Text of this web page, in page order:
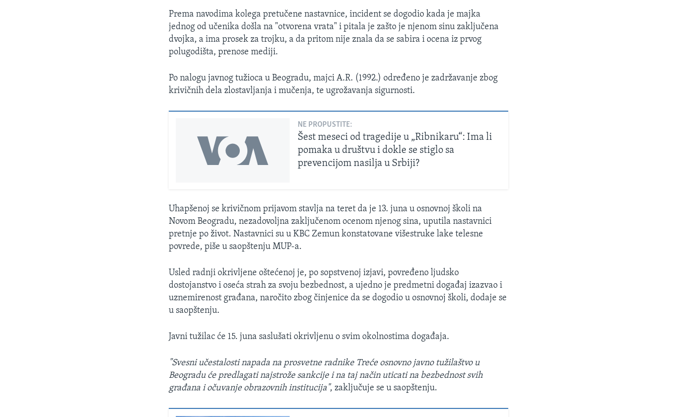
Prema navodima kolega pretučene nastavnice, incident se dogodio kada je majka
jednog od učenika došla na "otvorena vrata" i pitala je zašto je njenom sinu zaključena
dvojka, a ima prosek za trojku, a da pritom nije znala da se sabira i ocena iz prvog
polugodišta, prenose mediji.
Po nalogu javnog tužioca u Beogradu, majci A.R. (1992.) određeno je zadržavanje zbog
krivičnih dela zlostavljanja i mučenja, te ugrožavanja sigurnosti.
NE PROPUSTITE:
Šest meseci od tragedije u „Ribnikaru“: Ima li
pomaka u društvu i dokle se stiglo sa
prevencijom nasilja u Srbiji?
Uhapšenoj se krivičnom prijavom stavlja na teret da je 13. juna u osnovnoj školi na
Novom Beogradu, nezadovoljna zaključenom ocenom njenog sina, uputila nastavnici
pretnje po život. Nastavnici su u KBC Zemun konstatovane višestruke lake telesne
povrede, piše u saopštenju MUP-a.
Usled radnji okrivljene oštećenoj je, po sopstvenoj izjavi, povređeno ljudsko
dostojanstvo i oseća strah za svoju bezbednost, a ujedno je predmetni događaj izazvao i
uznemirenost građana, naročito zbog činjenice da se dogodio u osnovnoj školi, dodaje se
u saopštenju.
Javni tužilac će 15. juna saslušati okrivljenu o svim okolnostima događaja.
"Svesni učestalosti napada na prosvetne radnike Treće osnovno javno tužilaštvo u
Beogradu će predlagati najstrože sankcije i na taj način uticati na bezbednost svih
građana i očuvanje obrazovnih institucija", zaključuje se u saopštenju.